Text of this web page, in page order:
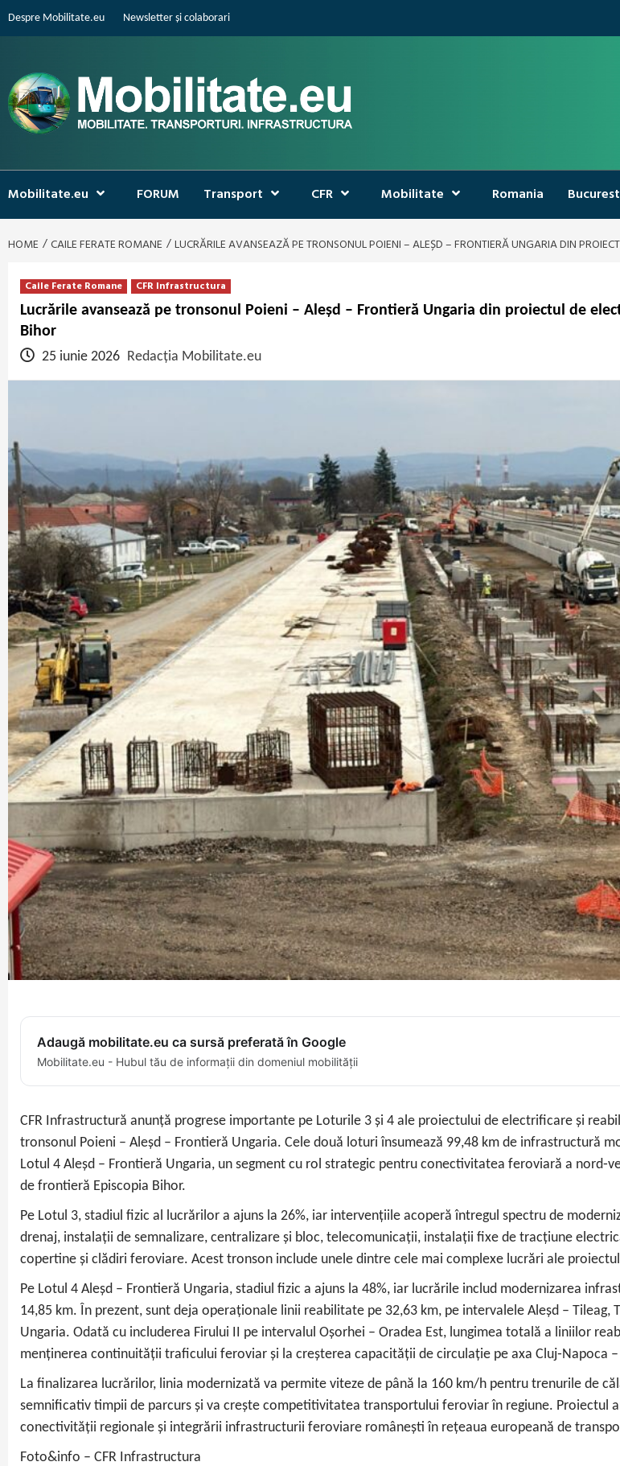
Despre Mobilitate.eu Newsletter și colaborari
Mobilitate.eu FORUM Transport CFR Mobilitate Romania
HOME CAILE FERATE ROMANE LUCRĂRILE AVANSEAZĂ PE TRONSONUL POIENI – ALEȘD – FRONTIERĂ UNGARIA DIN
Caile Ferate Romane
CFR Infrastructura
Lucrările avansează pe tronsonul Poieni – Aleșd – Frontieră Ungaria din proiectul de
Bihor
25 iunie 2026 Redacția Mobilitate.eu
Adaugă mobilitate.eu ca sursă preferată în Google
Mobilitate.eu - Hubul tău de informații din domeniul mobilității
CFR Infrastructură anunță progrese importante pe Loturile 3 și 4 ale proiectului de electrificare și
tronsonul Poieni – Aleșd – Frontieră Ungaria. Cele două loturi însumează 99,48 km de infrastructură
Lotul 4 Aleșd – Frontieră Ungaria, un segment cu rol strategic pentru conectivitatea feroviară a
de frontieră Episcopia Bihor.
Pe Lotul 3, stadiul fizic al lucrărilor a ajuns la 26%, iar intervențiile acoperă întregul spectru de
drenaj, instalații de semnalizare, centralizare și bloc, telecomunicații, instalații fixe de tracțiune
copertine și clădiri feroviare. Acest tronson include unele dintre cele mai complexe lucrări ale
Pe Lotul 4 Aleșd – Frontieră Ungaria, stadiul fizic a ajuns la 48%, iar lucrările includ modernizarea
14,85 km. În prezent, sunt deja operaționale linii reabilitate pe 32,63 km, pe intervalele Aleșd –
Ungaria. Odată cu includerea Firului II pe intervalul Oșorhei – Oradea Est, lungimea totală a liniilor
menținerea continuității traficului feroviar și la creșterea capacității de circulație pe axa Cluj‑Napoca –
La finalizarea lucrărilor, linia modernizată va permite viteze de până la 160 km/h pentru trenurile de
semnificativ timpii de parcurs și va crește competitivitatea transportului feroviar în regiune. Proiectul
conectivității regionale și integrării infrastructurii feroviare românești în rețeaua europeană de
Foto&info – CFR Infrastructura